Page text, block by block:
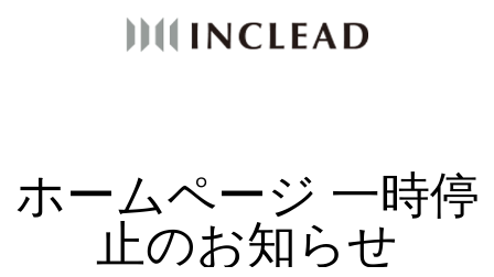
ホームページ 一時停
止のお知らせ